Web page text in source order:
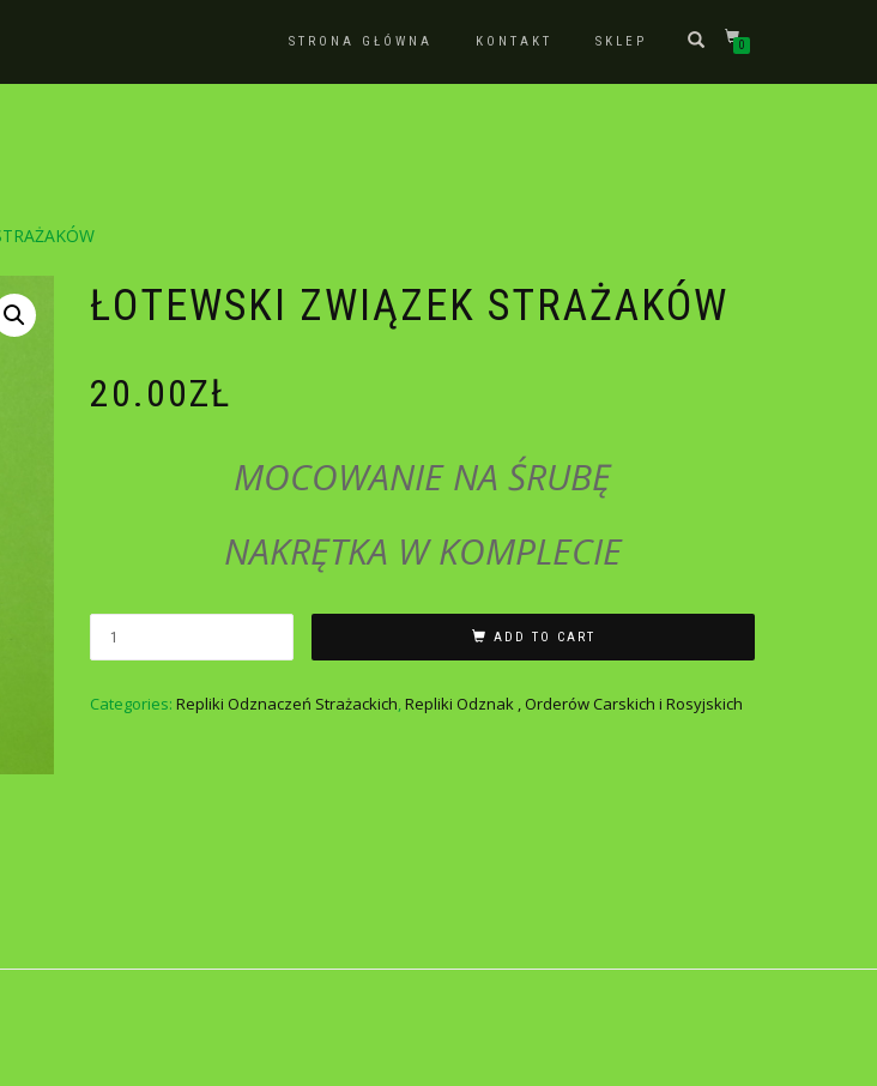
STRONA GŁÓWNA KONTAKT SKLEP 0
ŁOTEWSKI ZWIĄZEK STRAŻAKÓW
20.00ZŁ
MOCOWANIE NA ŚRUBĘ
NAKRĘTKA W KOMPLECIE
ADD TO CART
Categories: Repliki Odznaczeń Strażackich,Repliki Odznak , Orderów Carskich i Rosyjskich